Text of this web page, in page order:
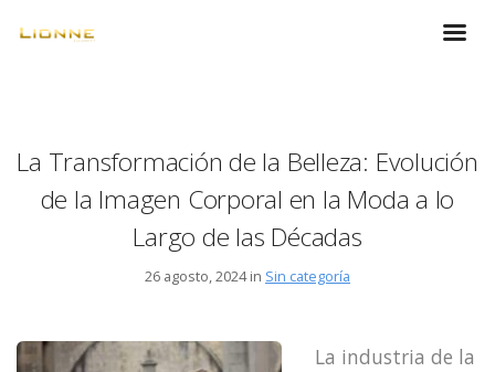
La Transformación de la Belleza: Evolución
de la Imagen Corporal en la Moda a lo
Largo de las Décadas
26 agosto, 2024 in Sin categoría
La industria de la